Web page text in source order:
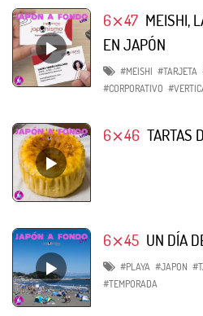
6⨯47 MEISHI,
EN JAPÓN
#MEISHI #TARJETA
#CORPORATIVO
6⨯46 TARTAS
6⨯45 UN DÍA
#PLAYA #JAPON
#TEMPORADA